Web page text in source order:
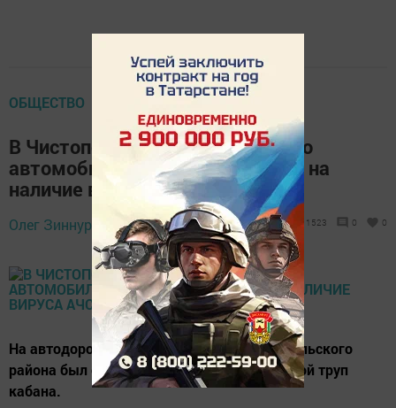
ОБЩЕСТВО
В Чистопольском районе сбитого
автомобилем кабана проверили на
наличие вируса АЧС
Олег Зиннуров, 11 июля 2018 - 09:54 1523 0 0
На автодороге возле села Каргали Чистопольского
района был обнаружен сбитый автомашиной труп
кабана.